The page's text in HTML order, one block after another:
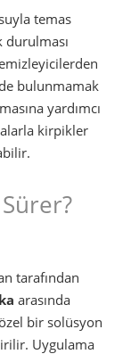
temas
bulunmamak
yardımcı
kirpikler
tarafından
arasında
bir solüsyon
Uygulama